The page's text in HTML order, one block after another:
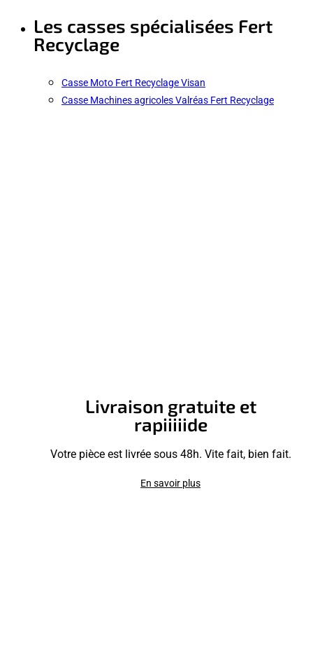
Les casses spécialisées Fert
Recyclage
Casse Moto Fert Recyclage Visan
Casse Machines agricoles Valréas Fert Recyclage
Livraison gratuite et
rapiiiiide
Votre pièce est livrée sous 48h. Vite fait, bien fait.
En savoir plus